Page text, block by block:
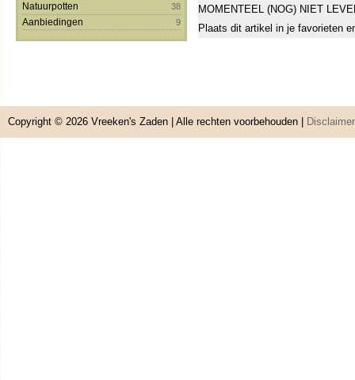
Natuurpotten 38
Aanbiedingen 9
MOMENTEEL (NOG) NIET
Plaats dit artikel in je favorieten
Copyright © 2026 Vreeken's Zaden | Alle rechten voorbehouden | Disclaimer